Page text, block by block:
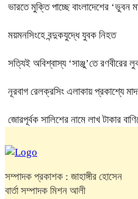
ভারতে মুক্তি পাচ্ছে বাংলাদেশের ‘ভুবন
ময়মনসিংহে বন্দুকযুদ্ধে যুবক নিহত
সত্যিই অবিশ্বাস্য ‘সাঞ্জু’তে রণবীরের
নূরবাগ রেলক্রসিং এলাকায় প্রকাশ্যে
জোরপূর্বক সালিশের নামে লাখ টাকার
সম্পাদক প্রকাশক : জাহাঙ্গীর হোসেন
বার্তা সম্পাদক মিশন আলী